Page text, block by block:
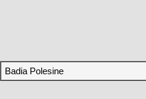
Badia Polesine